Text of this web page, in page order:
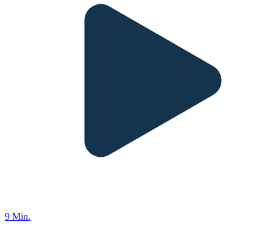
9 Min.